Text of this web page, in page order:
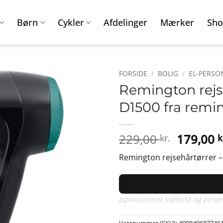
Børn Cykler Afdelinger Mærker
FORSIDE / BOLIG / EL-
Remington
D1500 fra
229,00kr. Den
pris
var:
179,00
Remington rejsehårtørrer –
(sponsoreret indhold og